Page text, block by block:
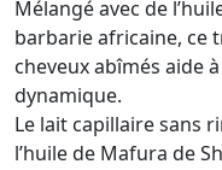
Mélangé avec de
barbarie africaine, ce
cheveux abîmés aide
dynamique.
Le lait capillaire sans
l’huile de Mafura de